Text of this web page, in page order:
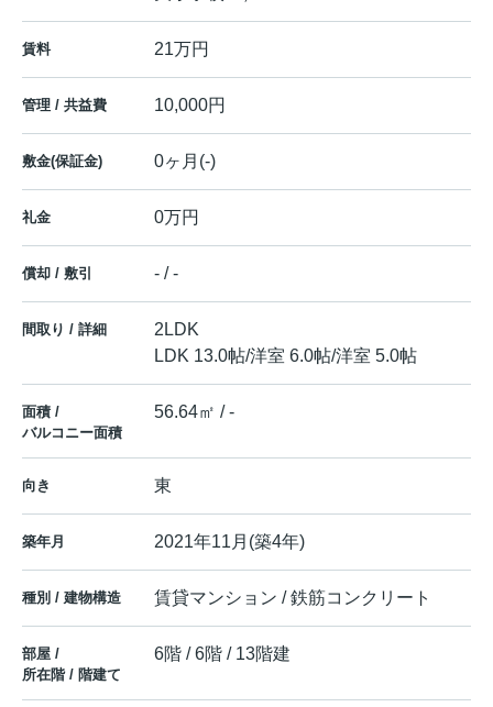
賃料 21万円
管理 / 共益費 10,000円
敷金(保証金) 0ヶ月(-)
礼金 0万円
償却 / 敷引 - / -
間取り / 詳細
2LDK
LDK 13.0帖/洋室 6.0帖/洋室 5.0帖
面積 /
バルコニー面積
56.64㎡ / -
向き 東
築年月 2021年11月(築4年)
種別 / 建物構造 賃貸マンション / 鉄筋コンクリート
部屋 /
所在階 / 階建て
6階 / 6階 / 13階建